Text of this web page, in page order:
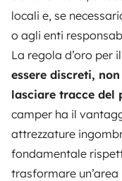
locali e, se
o agli enti
La regola d’oro per
essere discreti,
lasciare tracce del
camper ha il
attrezzature
fondamentale
trasformare